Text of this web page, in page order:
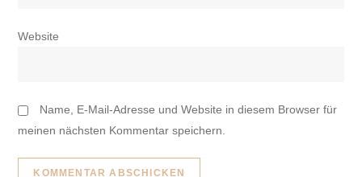
Website
Name, E-Mail-Adresse und Website in diesem Browser für
meinen nächsten Kommentar speichern.